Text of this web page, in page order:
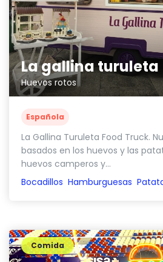
La gallina turuleta
Huevos rotos
Española
La Gallina Turuleta Food Truck.
basados en los huevos y las
huevos camperos y...
Bocadillos Hamburguesas
Comida